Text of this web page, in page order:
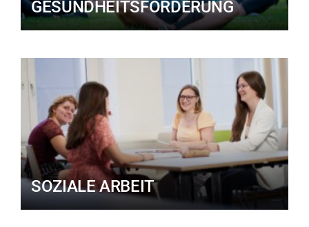
GESUNDHEITSFÖRDERUNG
SOZIALE ARBEIT